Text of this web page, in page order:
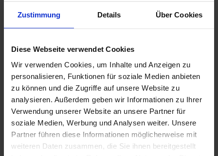
Zustimmung Details Über Cookies
Diese Webseite verwendet Cookies
Wir verwenden Cookies, um Inhalte und Anzeigen zu
personalisieren, Funktionen für soziale Medien anbieten
zu können und die Zugriffe auf unsere Website zu
analysieren. Außerdem geben wir Informationen zu Ihrer
Verwendung unserer Website an unsere Partner für
soziale Medien, Werbung und Analysen weiter. Unsere
Partner führen diese Informationen möglicherweise mit
weiteren Daten zusammen, die Sie ihnen bereitgestellt
Funktion und Qualität vereinen. Probieren Sie Ihre
Wunschtür direkt in unserer Ausstellung aus!